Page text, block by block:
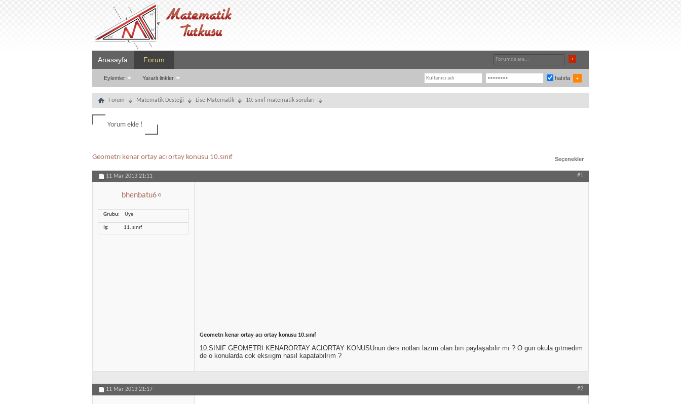
Anasayfa Forum
Eylemler Yararlı linkler hatırla
Forum Matematik Desteği Lise Matematik 10. sınıf matematik soruları
Yorum ekle !
Geometrı kenar ortay acı ortay konusu 10.sınıf Seçenekler
11 Mar 2013 21:11 #1
bhenbatu6
Grubu Üye
İş 11. sınıf
Geometrı kenar ortay acı ortay konusu 10.sınıf
10.SINIF GEOMETRI KENARORTAY ACIORTAY KONUSUnun ders notları lazım olan bırı paylaşabılır mı ? O gun okula gıtmedım
de o konularda cok eksııgm nasıl kapatabılrım ?
11 Mar 2013 21:17 #2